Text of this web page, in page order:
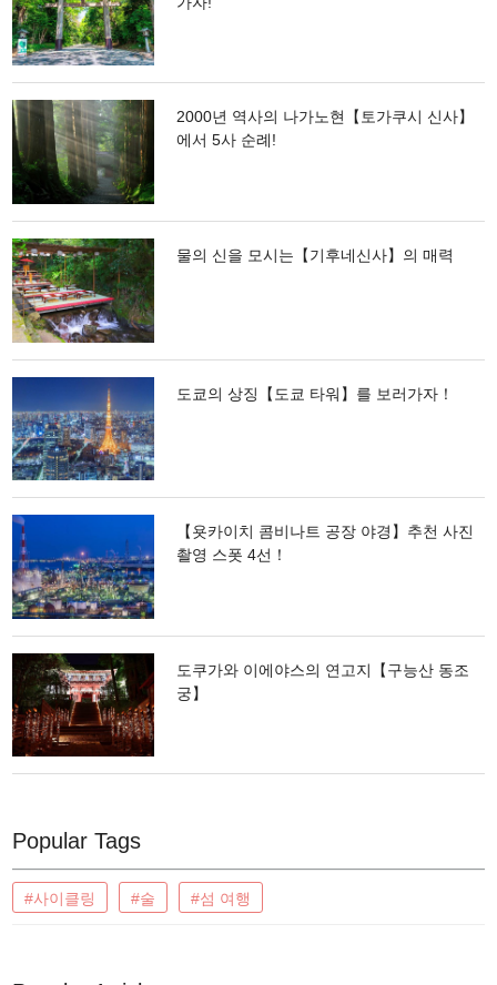
2000년 역사의 나가노현【토가쿠시 신사】
에서 5사 순례!
물의 신을 모시는【기후네신사】의 매력
도쿄의 상징【도쿄 타워】를 보러가자！
【욧카이치 콤비나트 공장 야경】추천 사진
촬영 스폿 4선！
도쿠가와 이에야스의 연고지【구능산 동조
궁】
Popular Tags
#사이클링 #술 #섬 여행